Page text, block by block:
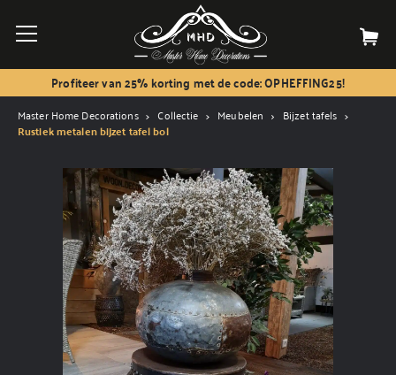
Profiteer van 25% korting met de code: OPHEFFING25!
Master Home Decorations Collectie Meubelen Bijzet tafels
Rustiek metalen bijzet tafel bol